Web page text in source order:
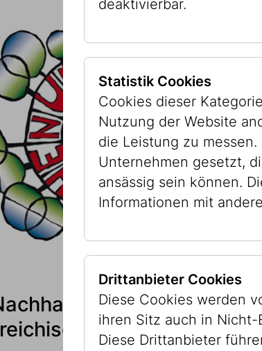
Umweltzeichen
deaktivierbar.
Statistik Cookies
Cookies dieser
Nutzung der Website
die Leistung zu
Unternehmen gesetzt,
ansässig sein können.
Informationen mit
Drittanbieter Cookies
Diese Cookies werden
ihren Sitz auch in
Diese Drittanbieter